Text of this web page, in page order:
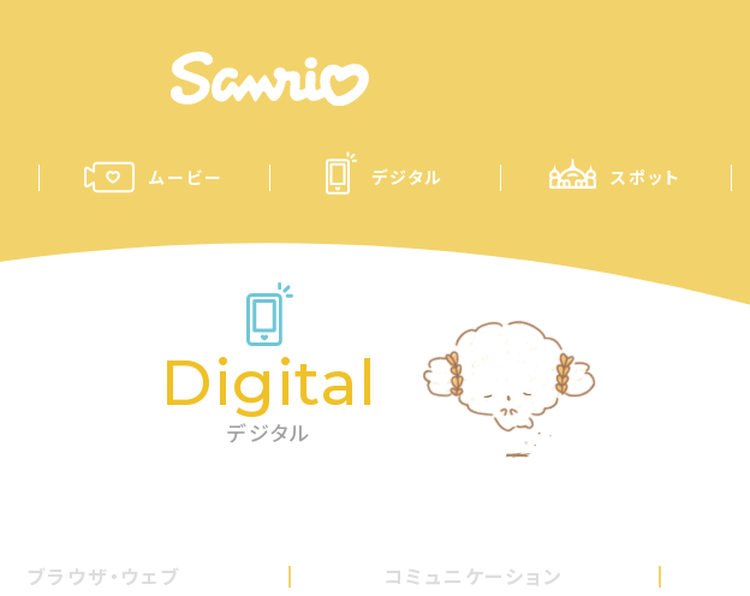
ムービー デジタル スポット
Digital
デジタル
ブラウザ・ウェブ コミュニケーション